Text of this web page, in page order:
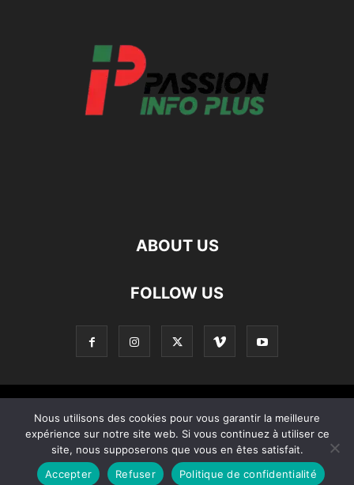
ABOUT US
FOLLOW US
Home
© Copyright © 2021 – Created by 0KOD KOMINOTE
Nous utilisons des cookies pour vous garantir la meilleure
expérience sur notre site web. Si vous continuez à utiliser ce
site, nous supposerons que vous en êtes satisfait.
Accepter
Refuser Politique de confidentialité